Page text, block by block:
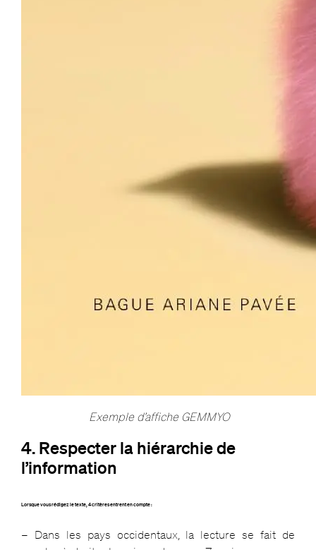
Exemple d’affiche GEMMYO
4. Respecter la hiérarchie de
l’information
Lorsque vous rédigez le texte, 4 critères entrent en compte :
– Dans les pays occidentaux, la lecture se fait de